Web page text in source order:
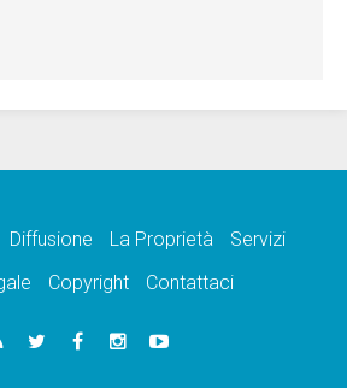
Diffusione La Proprietà
Servizi
Copyright Contattaci